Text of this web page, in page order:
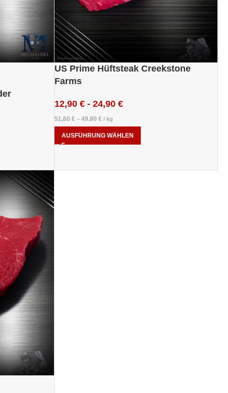
US Prime Hüftsteak Creekstone
Farms
12,90 € - 24,90 €
51,60 € – 49,80 € / kg
AUSFÜHRUNG WÄHLEN